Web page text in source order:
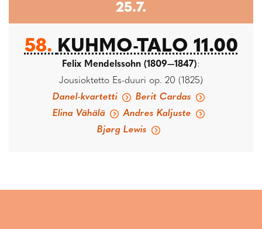
25.7.
58. KUHMO-TALO 11.00
Felix Mendelssohn (1809—1847):
Jousioktetto Es-duuri op. 20 (1825)
Danel-kvartetti
Berit Cardas
Elina Vähälä
Andres Kaljuste
Bjørg Lewis